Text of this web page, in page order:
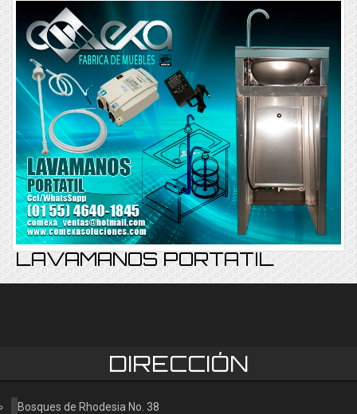
TARJAEMP REF-E16
Consultar
LAVAMANOS PORTATIL
DIRECCIÓN
Bosques de Rhodesia No. 38